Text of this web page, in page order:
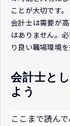
ことが大切です。
会計士は需要が
はありません。
り良い職場環境
会計士と
よう
ここまで読ん